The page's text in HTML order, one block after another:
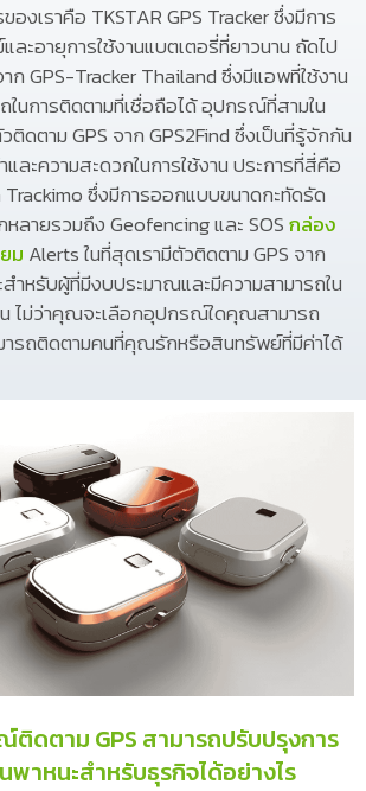
องเราคือ TKSTAR GPS Tracker ซึ่งมีการ
ละอายุการใช้งานแบตเตอรี่ที่ยาวนาน ถัดไป
ก GPS-Tracker Thailand ซึ่งมีแอพที่ใช้งาน
ในการติดตามที่เชื่อถือได้ อุปกรณ์ที่สามใน
ติดตาม GPS จาก GPS2Find ซึ่งเป็นที่รู้จักกัน
และความสะดวกในการใช้งาน ประการที่สี่คือ
ซึ่งมีการออกแบบขนาดกะทัดรัด
ายรวมถึง Geofencing และ SOSกล่อง
ม Alerts ในที่สุดเรามีตัวติดตาม GPS จาก
สำหรับผู้ที่มีงบประมาณและมีความสามารถใน
ไม่ว่าคุณจะเลือกอุปกรณ์ใดคุณสามารถ
ารถติดตามคนที่คุณรักหรือสินทรัพย์ที่มีค่าได้
ดตาม GPS สามารถปรับปรุงการ
พาหนะสำหรับธุรกิจได้อย่างไร